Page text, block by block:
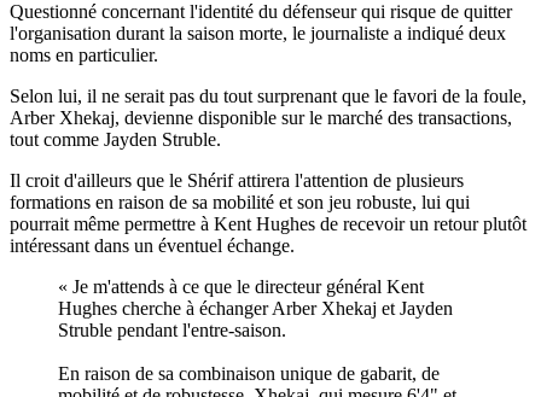
Questionné concernant l'identité du défenseur qui risque de quitter
l'organisation durant la saison morte, le journaliste a indiqué deux
noms en particulier.
Selon lui, il ne serait pas du tout surprenant que le favori de la foule,
Arber Xhekaj, devienne disponible sur le marché des transactions,
tout comme Jayden Struble.
Il croit d'ailleurs que le Shérif attirera l'attention de plusieurs
formations en raison de sa mobilité et son jeu robuste, lui qui
pourrait même permettre à Kent Hughes de recevoir un retour plutôt
intéressant dans un éventuel échange.
« Je m'attends à ce que le directeur général Kent
Hughes cherche à échanger Arber Xhekaj et Jayden
Struble pendant l'entre-saison.
En raison de sa combinaison unique de gabarit, de